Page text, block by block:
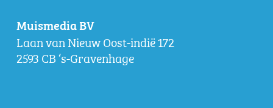
Muismedia BV
Laan van Nieuw Oost-indië 172
2593 CB ‘s-Gravenhage